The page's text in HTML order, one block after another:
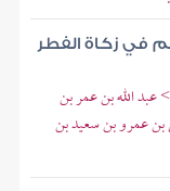
في زكاة الفطر
> عبد الله بن عمر بن
عمرو بن سعيد بن